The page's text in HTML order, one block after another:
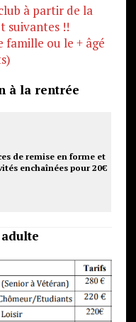
à partir de la
suivantes !!
ou le + âgé
à la rentrée
de remise en forme et
enchaînées pour 20€